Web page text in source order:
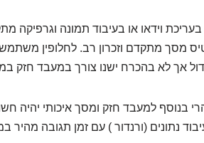
בעריכת וידאו או בעיבוד תמונה
מסך מתקדם וזכרון רב. לחלופין
אך לא בהכרח ישנו צורך במעבד חזק
בנוסף למעבד חזק ומסך איכותי יהיה
נתונים (ורנדור ) עם זמן תגובה מהיר